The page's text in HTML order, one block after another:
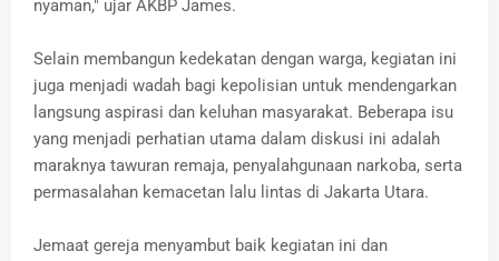
nyaman," ujar AKBP James.
Selain membangun kedekatan dengan warga, kegiatan ini
juga menjadi wadah bagi kepolisian untuk mendengarkan
langsung aspirasi dan keluhan masyarakat. Beberapa isu
yang menjadi perhatian utama dalam diskusi ini adalah
maraknya tawuran remaja, penyalahgunaan narkoba, serta
permasalahan kemacetan lalu lintas di Jakarta Utara.
Jemaat gereja menyambut baik kegiatan ini dan